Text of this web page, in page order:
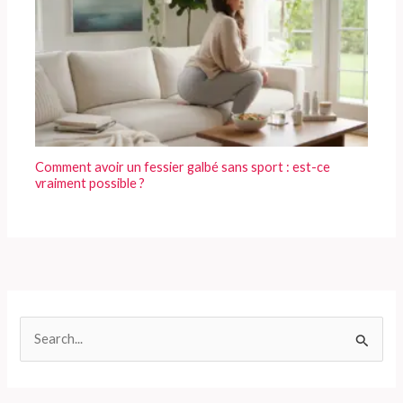
Comment avoir un fessier galbé sans sport : est-ce
vraiment possible ?